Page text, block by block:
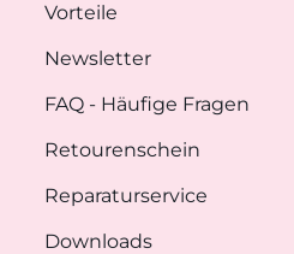
Vorteile
Newsletter
FAQ - Häufige Fragen
Retourenschein
Reparaturservice
Downloads